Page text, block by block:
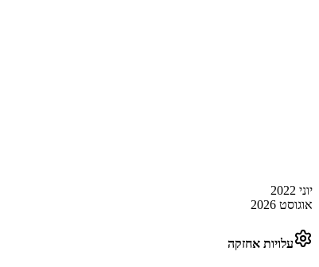
יוני 2022
אוגוסט 2026
עלויות אחזקה